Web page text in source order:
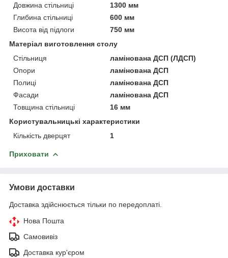
Довжина стільниці
1300 мм
Глибина стільниці
600 мм
Висота від підлоги
750 мм
Матеріал виготовлення столу
Стільниця
ламінована ДСП (ЛДСП)
Опори
ламінована ДСП
Полиці
ламінована ДСП
Фасади
ламінована ДСП
Товщина стільниці
16 мм
Користувальницькі характеристики
Кількість дверцят
1
Приховати
Умови доставки
Доставка здійснюється тільки по передоплаті.
Нова Пошта
Самовивіз
Доставка кур'єром